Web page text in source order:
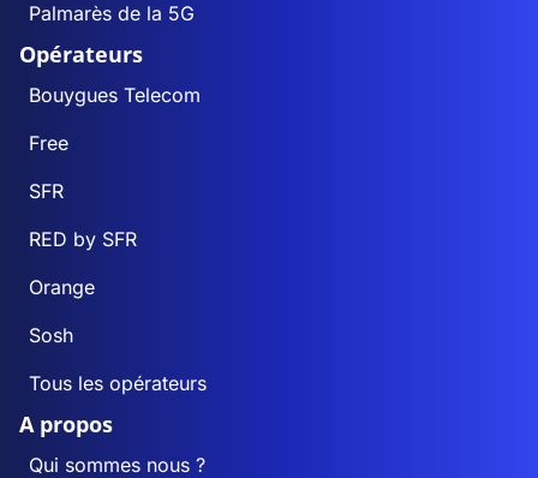
Palmarès de la 5G
Opérateurs
Bouygues Telecom
Free
SFR
RED by SFR
Orange
Sosh
Tous les opérateurs
A propos
Qui sommes nous ?